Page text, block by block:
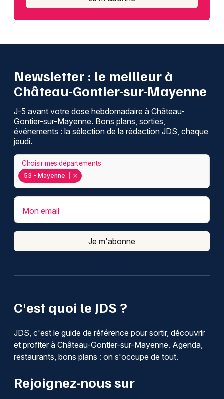
C'est quoi le JDS ?
JDS, c'est le guide de référence pour sortir, découvrir
et profiter à Château-Gontier-sur-Mayenne. Agenda,
restaurants, bons plans : on s'occupe de tout.
Rejoignez-nous sur
Newsletter : le meilleur à
Château-Gontier-sur-Mayenne
J-5 avant votre dose hebdomadaire à Château-
Gontier-sur-Mayenne. Bons plans, sorties,
événements : la sélection de la rédaction JDS, chaque
jeudi.
53 - Mayenne
Choisir mes départements
Mon email
Je m'abonne